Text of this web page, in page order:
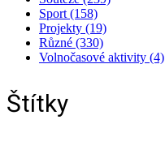
Sport (158)
Projekty (19)
Různé (330)
Volnočasové aktivity (4)
Štítky